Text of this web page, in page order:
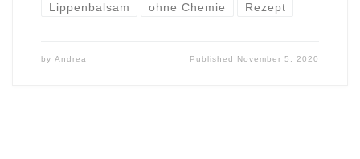
Lippenbalsam ohne Chemie Rezept
by Andrea Published November 5, 2020